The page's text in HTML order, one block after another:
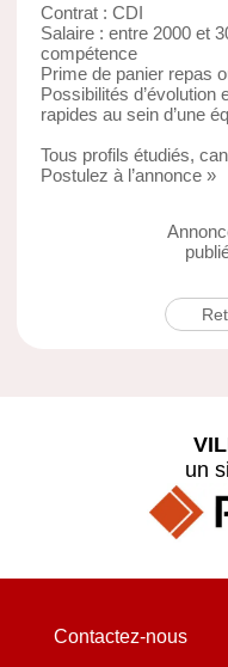
Contrat : CDI
Salaire : entre 2000 et
compétence
Prime de panier repas
Possibilités d’évolution
rapides au sein d’une
Tous profils étudiés,
Postulez à l’annonce »
un
Contactez-nous